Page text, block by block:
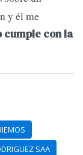
y él me
cumple con la
SAA